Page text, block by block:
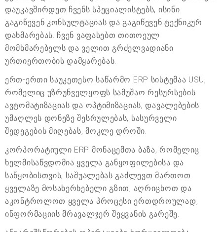
დაუკავშირდეთ ჩვენს სპეციალისტებს, ისინი
გაგიწევენ კონსულტაციას და გაგიწევენ ტექნიკურ
დახმარებას. ჩვენ ვაფასებთ თითოეულ
მომხმარებელს და ველით გრძელვადიანი
ურთიერთობის დამყარებას.
ერთ-ერთი საუკეთესო საწარმო ERP სისტემაა USU,
რომელიც უზრუნველყოფს სამუშაო რესურსების
ავტომატიზაციას და ოპტიმიზაციას, დავალებების
უმაღლეს დონეზე შესრულებას, სასურველი
შედეგების მიღებას, მოკლე დროში.
კორპორატიული ERP მონაცემთა ბაზა, რომელიც
ხელმისაწვდომია ყველა განყოფილებისა და
საწყობისთვის, საშუალებას გაძლევთ მართოთ
ყველაზე მოსახერხებელი გზით, აღრიცხოთ და
აკონტროლოთ ყველა პროცესი ერთდროულად,
ინფორმაციის მრავალჯერ შეყვანის გარეშე.